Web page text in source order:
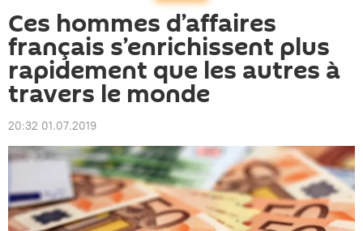
Ces hommes d’affaires
français s’enrichissent plus
rapidement que les autres à
travers le monde
20:32 01.07.2019